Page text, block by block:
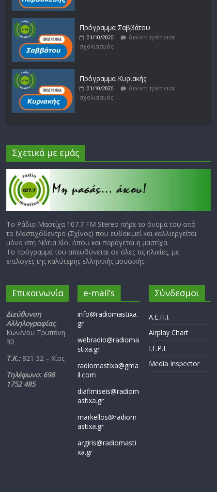
Πρόγραμμα Σαββάτου
01/10/2020
Δεν επιτρέπεται
σχολιασμός
Πρόγραμμα Κυριακής
01/10/2020
Δεν επιτρέπεται
σχολιασμός
Σχετικά με εμάς
Το Ράδιο Μαστίχα 107.7 FM Stereo πήρε το όνομά του από
το Μαστιχόδεντρο (Σχίνος) που ευδοκιμεί και καλλιεργείται
μόνο στη Νότια Χίο, όπου και παράγεται η μαστίχα.
Το πρόγραμμά του απευθύνεται σε όλες τις ηλικίες, με
επιλογές της καλύτερης ελληνικής μουσικής.
Επικοινωνία
Διεύθυνση
Αλληλογραφίας
Κων/νου Τρυπάνη
30
Τ.Κ.: 821 32 – Χίος
Τηλέφωνο: 698
1752 485
e-mail’s
info@radiomastixa.
gr
webradio@radioma
stixa.gr
radiomastixa@gma
il.com
diafimiseis@radiom
astixa.gr
markellos@radiom
astixa.gr
argiris@radiomasti
xa.gr
Σύνδεσμοι
Α.Ε.Π.Ι.
Airplay Chart
I.F.P.I.
Media Inspector